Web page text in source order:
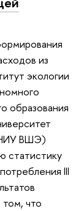
из
экологии
образования
НИУ ВШЭ)
статистику
III
что